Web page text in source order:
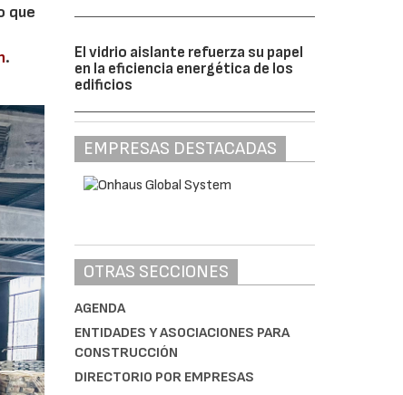
que
.
El vidrio aislante refuerza su papel
en la eficiencia energética de los
edificios
EMPRESAS DESTACADAS
OTRAS SECCIONES
AGENDA
ENTIDADES Y ASOCIACIONES PARA
CONSTRUCCIÓN
DIRECTORIO POR EMPRESAS